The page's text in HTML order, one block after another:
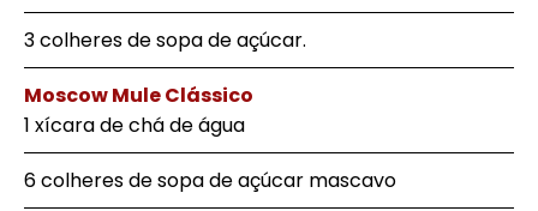
3 colheres de sopa de açúcar.
Moscow Mule Clássico
1 xícara de chá de água
6 colheres de sopa de açúcar mascavo